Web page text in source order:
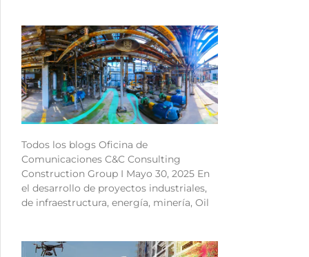
Todos los blogs Oficina de
Comunicaciones C&C Consulting
Construction Group I Mayo 30, 2025 En
el desarrollo de proyectos industriales,
de infraestructura, energía, minería, Oil